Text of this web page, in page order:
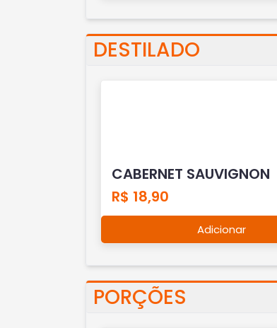
DESTILADO
CABERNET SAUVIGNON
R$ 18,90
Adicionar
PORÇÕES